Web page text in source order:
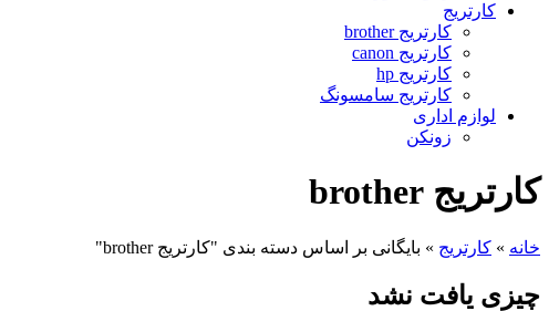
کارتریج
کارتریج brother
کارتریج canon
کارتریج hp
کارتریج سامسونگ
لوازم اداری
زونکن
کارتریج brother
خانه » کارتریج » بایگانی بر اساس دسته بندی "کارتریج brother"
چیزی یافت نشد